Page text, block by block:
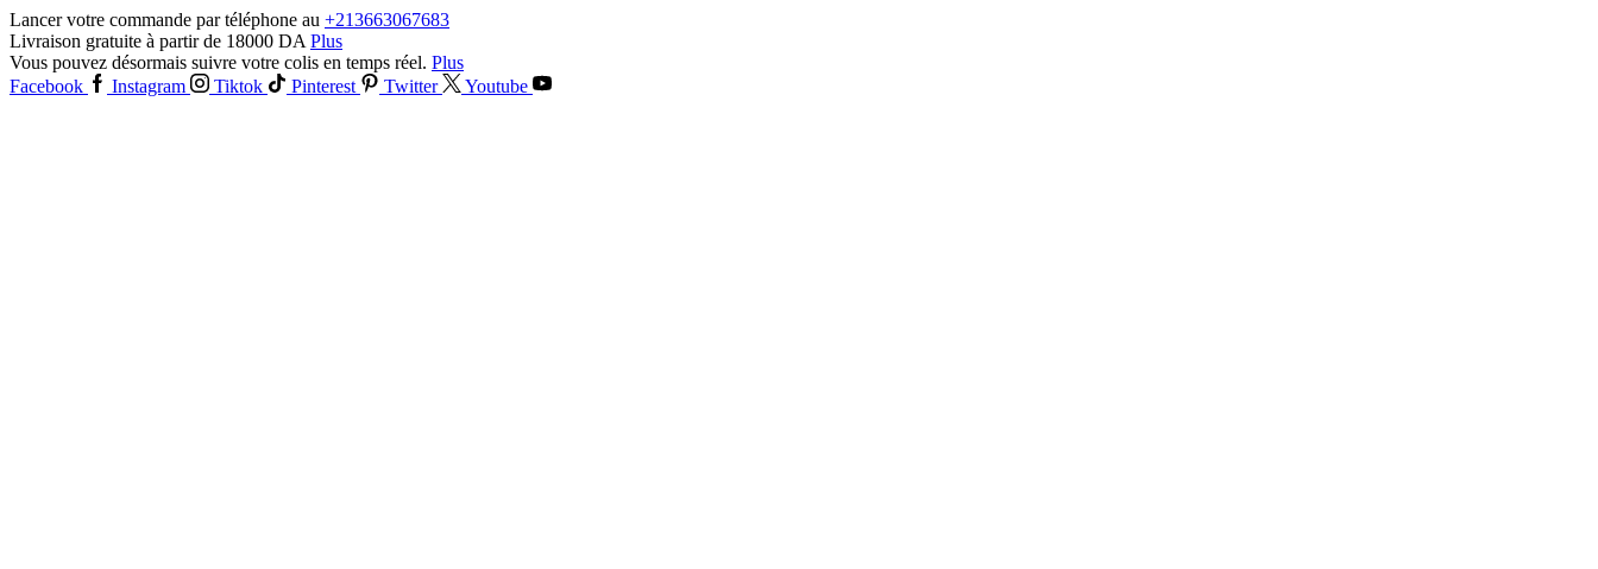
Lancer votre commande par téléphone au +213663067683
Livraison gratuite à partir de 18000 DA Plus
Vous pouvez désormais suivre votre colis en temps réel. Plus
Facebook
Instagram Tiktok Pinterest Twitter Youtube